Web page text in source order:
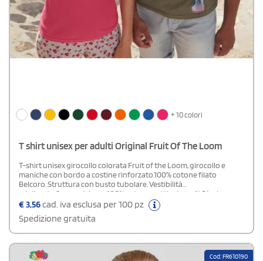
+ 10 colori
T shirt unisex per adulti Original Fruit Of The Loom
T-shirt unisex girocollo colorata Fruit of the Loom, girocollo e
maniche con bordo a costine rinforzato.100% cotone filato
Belcoro. Struttura con busto tubolare. Vestibilità
migliorata.Composizione: 100% cotone pettinato gr. 145 (colore
bianco gr. 135)
€3,56cad. iva esclusa per 100 pz
Spedizione gratuita
Cod: FR610190